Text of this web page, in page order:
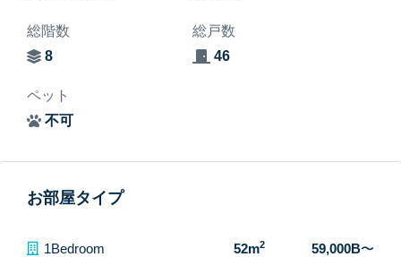
総階数
8
総戸数
46
ペット
不可
お部屋タイプ
1Bedroom 52m2 59,000B〜